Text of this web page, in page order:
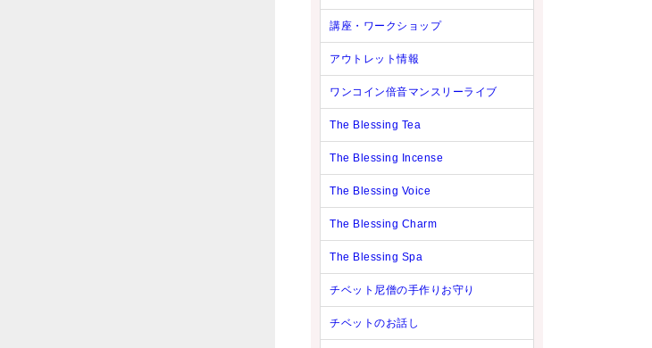
講座・ワークショップ
アウトレット情報
ワンコイン倍音マンスリーライブ
The Blessing Tea
The Blessing Incense
The Blessing Voice
The Blessing Charm
The Blessing Spa
チベット尼僧の手作りお守り
チベットのお話し